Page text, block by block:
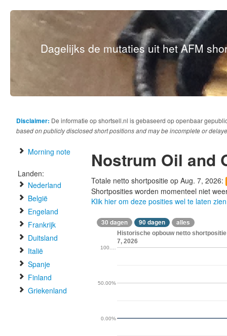
Dagelijks de mutaties uit het AFM
Disclaimer: De informatie op shortsell.nl is gebaseerd op openbaar
based on publicly disclosed short positions and may be incomplete or
Morning note
Landen:
Nederland
België
Engeland
Frankrijk
Duitsland
Italië
Spanje
Finland
Griekenland
Nostrum Oil and
Totale netto shortpositie op Aug. 7, 2026:
Shortposities worden momenteel niet
Klik hier om deze posities wel te laten zien
30 dagen 90 dagen alles
Historische opbouw netto
7, 2026
0.00%
50.00%
100.…